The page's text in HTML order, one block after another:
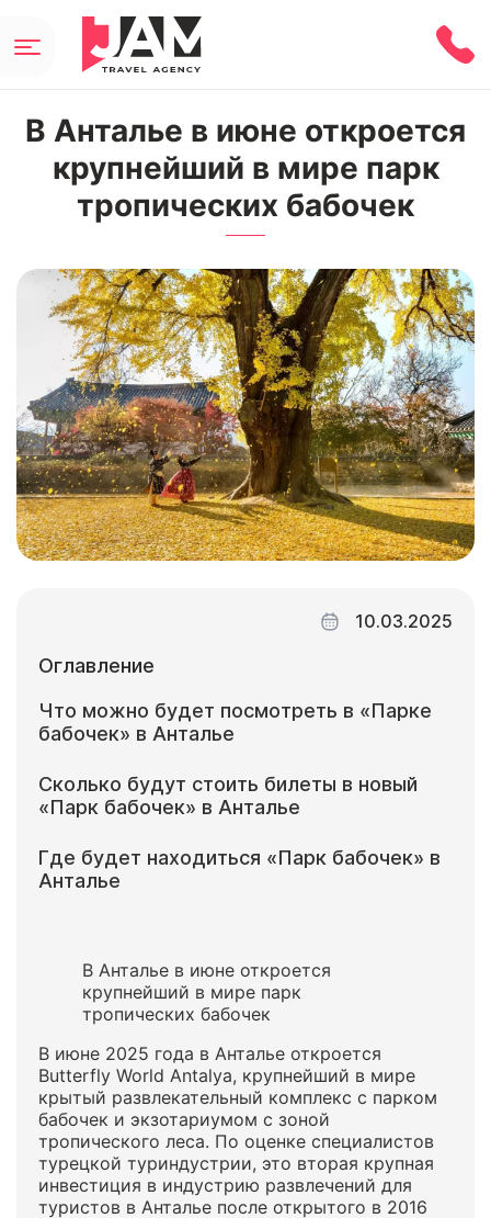
В Анталье в июне откроется
крупнейший в мире парк
тропических бабочек
Оглавление
Что можно будет посмотреть в «Парке
бабочек» в Анталье
Сколько будут стоить билеты в новый
«Парк бабочек» в Анталье
Где будет находиться «Парк бабочек» в
Анталье
10.03.2025
В Анталье в июне откроется
крупнейший в мире парк
тропических бабочек
В июне 2025 года в Анталье откроется
Butterfly World Antalya, крупнейший в мире
крытый развлекательный комплекс с парком
бабочек и экзотариумом с зоной
тропического леса. По оценке специалистов
турецкой туриндустрии, это вторая крупная
инвестиция в индустрию развлечений для
туристов в Анталье после открытого в 2016